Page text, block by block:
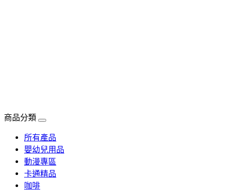
商品分類
所有產品
嬰幼兒用品
動漫專區
卡通精品
咖啡